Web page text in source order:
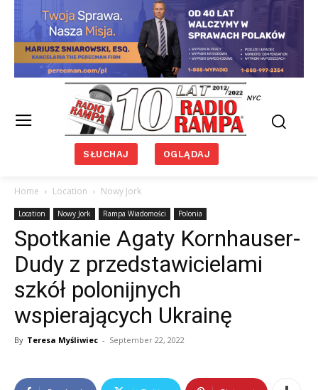
NYC
SŁUCHAJ OGLĄDAJ
Home Location Nowy Jork
Location Nowy Jork Rampa Wiadomości Polonia
Spotkanie Agaty Kornhauser-
Dudy z przedstawicielami
szkół polonijnych
wspierających Ukrainę
By Teresa Myśliwiec - September 22, 2022